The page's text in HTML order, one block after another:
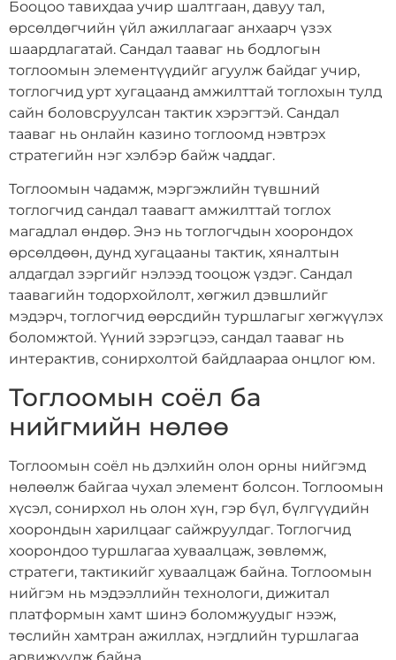
Бооцоо тавихдаа учир шалтгаан, давуу тал,
өрсөлдөгчийн үйл ажиллагааг анхаарч үзэх
шаардлагатай. Сандал тааваг нь бодлогын
тоглоомын элементүүдийг агуулж байдаг учир,
тоглогчид урт хугацаанд амжилттай тоглохын тулд
сайн боловсруулсан тактик хэрэгтэй. Сандал
тааваг нь онлайн казино тоглоомд нэвтрэх
стратегийн нэг хэлбэр байж чаддаг.
Тоглоомын чадамж, мэргэжлийн түвшний
тоглогчид сандал таавагт амжилттай тоглох
магадлал өндөр. Энэ нь тоглогчдын хоорондох
өрсөлдөөн, дунд хугацааны тактик, хяналтын
алдагдал зэргийг нэлээд тооцож үздэг. Сандал
таавагийн тодорхойлолт, хөгжил дэвшлийг
мэдэрч, тоглогчид өөрсдийн туршлагыг хөгжүүлэх
боломжтой. Үүний зэрэгцээ, сандал тааваг нь
интерактив, сонирхолтой байдлаараа онцлог юм.
Тоглоомын соёл ба
нийгмийн нөлөө
Тоглоомын соёл нь дэлхийн олон орны нийгэмд
нөлөөлж байгаа чухал элемент болсон. Тоглоомын
хүсэл, сонирхол нь олон хүн, гэр бүл, бүлгүүдийн
хоорондын харилцааг сайжруулдаг. Тоглогчид
хоорондоо туршлагаа хуваалцаж, зөвлөмж,
стратеги, тактикийг хуваалцаж байна. Тоглоомын
нийгэм нь мэдээллийн технологи, дижитал
платформын хамт шинэ боломжуудыг нээж,
төслийн хамтран ажиллах, нэгдлийн туршлагаа
арвижуулж байна.